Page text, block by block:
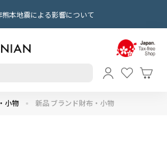
熊本地震による影響について
小物 新品 ブランド財布・小物